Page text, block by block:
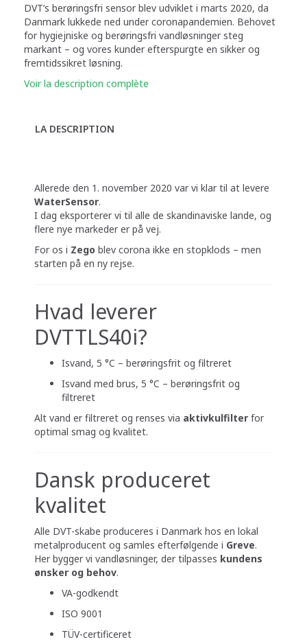
DVT’s berøringsfri sensor blev udviklet i marts 2020, da
Danmark lukkede ned under corona­pandemien. Behovet
for hygiejniske og berøringsfri vandløsninger steg
markant – og vores kunder efterspurgte en sikker og
fremtidssikret løsning.
Voir la description complète
LA DESCRIPTION
Allerede den 1. november 2020 var vi klar til at levere
WaterSensor.
I dag eksporterer vi til alle de skandinaviske lande, og
flere nye markeder er på vej.
For os i Zego blev corona ikke en stopklods – men
starten på en ny rejse.
Hvad leverer
DVTTLS40i?
Isvand, 5 °C – berøringsfrit og filtreret
Isvand med brus, 5 °C – berøringsfrit og
filtreret
Alt vand er filtreret og renses via aktivkulfilter for
optimal smag og kvalitet.
Dansk produceret
kvalitet
Alle DVT-skabe produceres i Danmark hos en lokal
metalproducent og samles efterfølgende i Greve.
Her bygger vi vandløsninger, der tilpasses kundens
ønsker og behov.
VA-godkendt
ISO 9001
TÜV-certificeret